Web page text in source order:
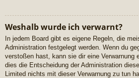
Weshalb wurde ich verwarnt?
In jedem Board gibt es eigene Regeln, die
Administration festgelegt werden. Wenn du
verstoßen hast, kann sie dir eine Verwarnung
dies die Entscheidung der Administration
Limited nichts mit dieser Verwarnung zu tun